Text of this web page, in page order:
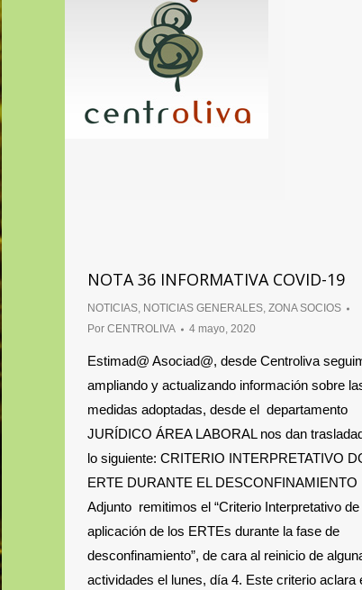
NOTA 36 INFORMATIVA COVID-19
NOTICIAS, NOTICIAS GENERALES, ZONA SOCIOS
Por CENTROLIVA 4 mayo, 2020
Estimad@ Asociad@, desde Centroliva
ampliando y actualizando información sobre
medidas adoptadas, desde el departamento
JURÍDICO ÁREA LABORAL nos dan
lo siguiente: CRITERIO INTERPRETATIVO
ERTE DURANTE EL DESCONFINAMIENTO
Adjunto remitimos el “Criterio Interpretativo
aplicación de los ERTEs durante la fase de
desconfinamiento”, de cara al reinicio de
actividades el lunes, día 4. Este criterio